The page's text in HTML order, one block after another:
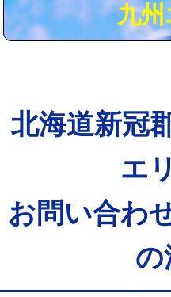
九
北海道新冠
エ
お問い合わ
の